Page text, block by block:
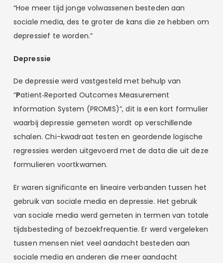
“Hoe meer tijd jonge volwassenen besteden aan
sociale media, des te groter de kans die ze hebben om
depressief te worden.”
Depressie
De depressie werd vastgesteld met behulp van
“Patient‐Reported Outcomes Measurement
Information System (PROMIS)”, dit is een kort formulier
waarbij depressie gemeten wordt op verschillende
schalen. Chi-kwadraat testen en geordende logische
regressies werden uitgevoerd met de data die uit deze
formulieren voortkwamen.
Er waren significante en lineaire verbanden tussen het
gebruik van sociale media en depressie. Het gebruik
van sociale media werd gemeten in termen van totale
tijdsbesteding of bezoekfrequentie. Er werd vergeleken
tussen mensen niet veel aandacht besteden aan
sociale media en anderen die meer aandacht